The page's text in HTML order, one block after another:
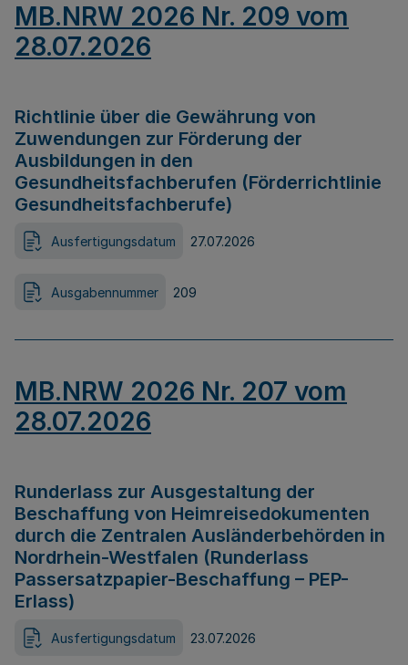
MB.NRW 2026 Nr. 209 vom
28.07.2026
Richtlinie über die Gewährung von
Zuwendungen zur Förderung der
Ausbildungen in den
Gesundheitsfachberufen (Förderrichtlinie
Gesundheitsfachberufe)
Ausfertigungsdatum 27.07.2026
Ausgabennummer 209
MB.NRW 2026 Nr. 207 vom
28.07.2026
Runderlass zur Ausgestaltung der
Beschaffung von Heimreisedokumenten
durch die Zentralen Ausländerbehörden in
Nordrhein-Westfalen (Runderlass
Passersatzpapier-Beschaffung – PEP-
Erlass)
Ausfertigungsdatum 23.07.2026